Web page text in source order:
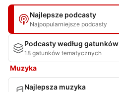
Najlepsze podcasty
Najpopularniejsze podcasty
Podcasty według gatunków
18 gatunków tematycznych
Muzyka
Najlepsza muzyka